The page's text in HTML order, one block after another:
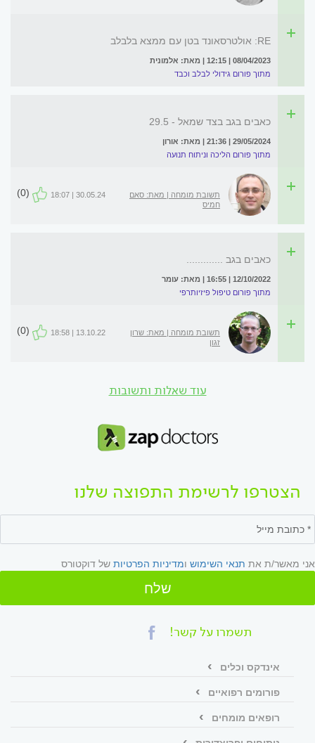
RE: אולטרסאונד בטן עם ממצא בלבלב
08/04/2023 | 12:15 | מאת: אלמונית
מתוך פורום גידולי לבלב וכבד
כאבים בגב בצד שמאל - 29.5
29/05/2024 | 21:36 | מאת: אורון
מתוך פורום הליכה וניתוח תנועה
תשובת מומחה | מאת: סאם
חמיס
30.05.24 | 18:07
(0)
כאבים בגב .............
12/10/2022 | 16:55 | מאת: עומר
מתוך פורום טיפול פיזיותרפי
תשובת מומחה | מאת: שרון
זגון
13.10.22 | 18:58
(0)
עוד שאלות ותשובות
הצטרפו לרשימת התפוצה שלנו
אני מאשר/ת את תנאי השימוש ומדיניות הפרטיות של דוקטורס
שלח
תשמרו על קשר!
אינדקס וכלים
פורומים רפואיים
רופאים מומחים